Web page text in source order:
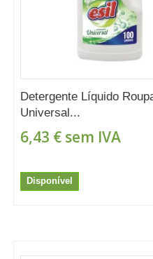
Detergente Líquido
Universal...
6,43 € sem IVA
Disponível